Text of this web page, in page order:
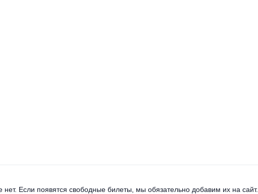
Если появятся свободные билеты, мы обязательно добавим их на сайт.